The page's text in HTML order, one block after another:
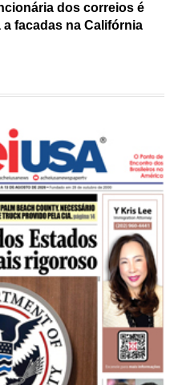
dos correios é
facadas na Califórnia